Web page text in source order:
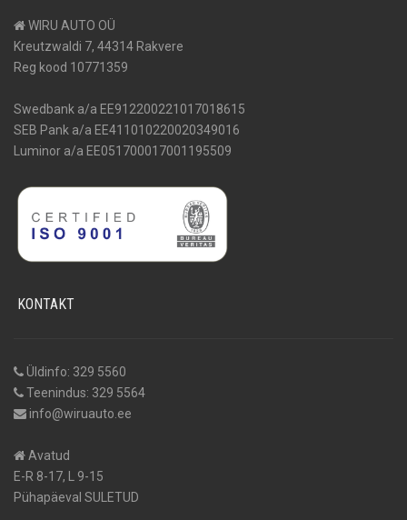
WIRU AUTO OÜ
Kreutzwaldi 7, 44314 Rakvere
Reg kood 10771359
Swedbank a/a EE912200221017018615
SEB Pank a/a EE411010220020349016
Luminor a/a EE051700017001195509
KONTAKT
Üldinfo: 329 5560
Teenindus: 329 5564
info@wiruauto.ee
Avatud
E-R 8-17, L 9-15
Pühapäeval SULETUD